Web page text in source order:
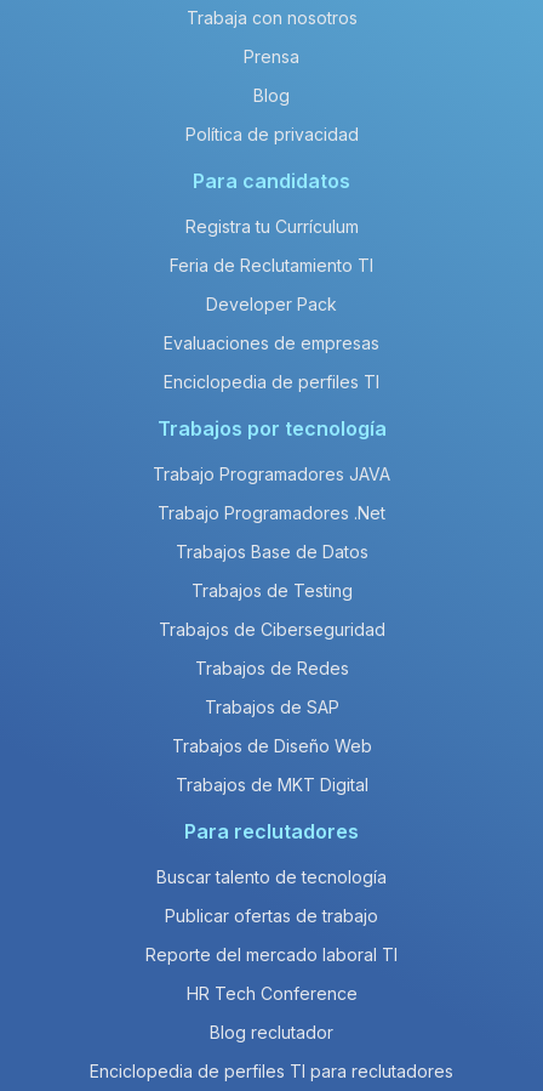
Trabaja con nosotros
Prensa
Blog
Política de privacidad
Para candidatos
Registra tu Currículum
Feria de Reclutamiento TI
Developer Pack
Evaluaciones de empresas
Enciclopedia de perfiles TI
Trabajos por tecnología
Trabajo Programadores JAVA
Trabajo Programadores .Net
Trabajos Base de Datos
Trabajos de Testing
Trabajos de Ciberseguridad
Trabajos de Redes
Trabajos de SAP
Trabajos de Diseño Web
Trabajos de MKT Digital
Para reclutadores
Buscar talento de tecnología
Publicar ofertas de trabajo
Reporte del mercado laboral TI
HR Tech Conference
Blog reclutador
Enciclopedia de perfiles TI para reclutadores